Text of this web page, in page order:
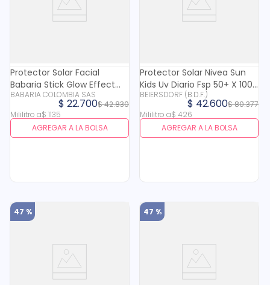
Protector Solar Facial
Babaria Stick Glow Effect
Spf 50+ X 20 Ml
BABARIA COLOMBIA SAS
$42.830
$ 22.700
Mililitro a$ 1135
AGREGAR A LA BOLSA
Protector Solar Nivea Sun
Kids Uv Diario Fsp 50+ X 100
Ml
BEIERSDORF (B.D.F.)
$80.377
$ 42.600
Mililitro a$ 426
AGREGAR A LA BOLSA
47 % 47 %